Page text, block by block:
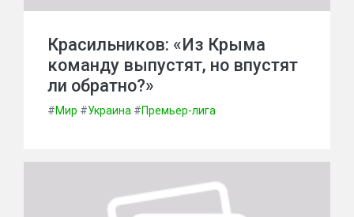
Красильников: «Из Крыма
команду выпустят, но впустят
ли обратно?»
#Мир #Украина #Премьер-лига